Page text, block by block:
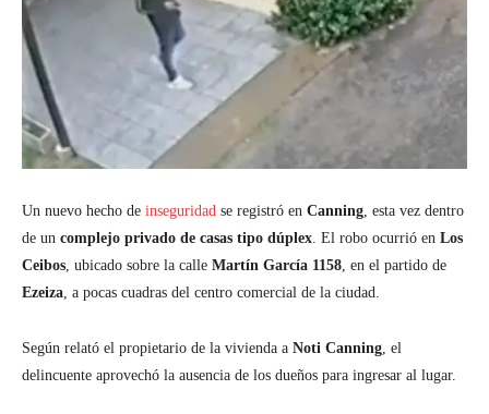
Un nuevo hecho de inseguridad se registró en Canning , esta vez dentro
de un complejo privado de casas tipo dúplex . El robo ocurrió en Los
Ceibos , ubicado sobre la calle Martín García 1158 , en el partido de
Ezeiza , a pocas cuadras del centro comercial de la ciudad.
Según relató el propietario de la vivienda a Noti Canning , el
delincuente aprovechó la ausencia de los dueños para ingresar al lugar.